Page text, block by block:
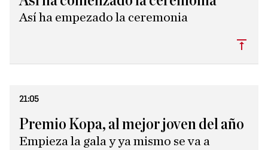
Así ha empezado la ceremonia
21:05
Premio Kopa, al mejor joven del año
Empieza la gala y ya mismo se va a